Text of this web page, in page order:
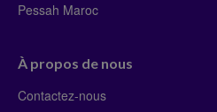
Pessah Maroc
À propos de nous
Contactez-nous